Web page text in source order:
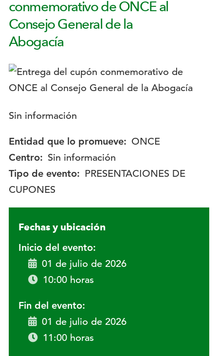
conmemorativo de ONCE al
Consejo General de la
Abogacía
Logotipo:
Descripción:
Sin información
Entidad que lo promueve: ONCE
Centro: Sin información
Tipo de evento: PRESENTACIONES DE
CUPONES
Fechas y ubicación
Inicio del evento:
01 de julio de 2026
10:00 horas
Fin del evento:
01 de julio de 2026
11:00 horas